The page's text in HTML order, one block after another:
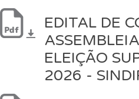
EDITAL DE
ELEIÇÃO
2026 -